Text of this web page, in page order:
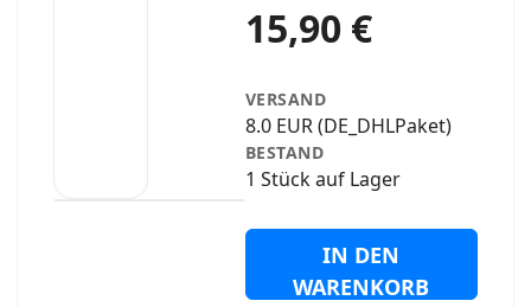
15,90 €
VERSAND
8.0 EUR (DE_DHLPaket)
BESTAND
1 Stück auf Lager
IN DEN
WARENKORB